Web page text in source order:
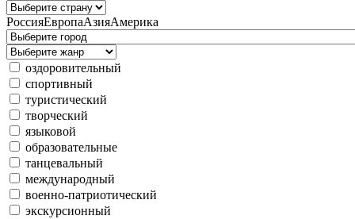
РоссияЕвропаАзияАмерика
оздоровительный
спортивный
туристический
творческий
языковой
образовательные
танцевальный
международный
военно-патриотический
экскурсионный